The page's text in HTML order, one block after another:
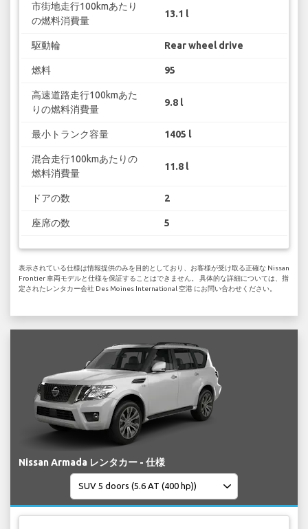
市街地走行100kmあたり
の燃料消費量
13.1 l
駆動輪 Rear wheel drive
燃料 95
高速道路走行100kmあた
りの燃料消費量
9.8 l
最小トランク容量 1405 l
混合走行100kmあたりの
燃料消費量
11.8 l
ドアの数 2
座席の数 5
表示されている仕様は情報提供のみを目的としており、お客様が受け取る正確な Nissan
Frontier 車両モデルと仕様を保証することはできません。 具体的な詳細については、指
定されたレンタカー会社 Des Moines International 空港 にお問い合わせください。
Nissan Armada レンタカー - 仕様